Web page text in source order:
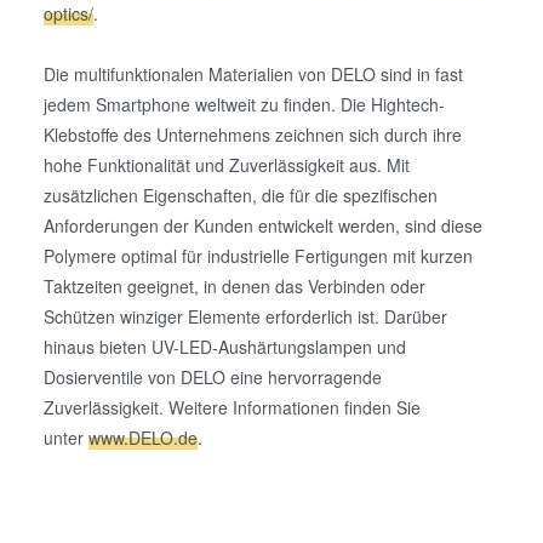
our cookies if you continue to use our website.
optics/.
Die multifunktionalen Materialien von DELO sind in fast
jedem Smartphone weltweit zu finden. Die Hightech-
Klebstoffe des Unternehmens zeichnen sich durch ihre
hohe Funktionalität und Zuverlässigkeit aus. Mit
zusätzlichen Eigenschaften, die für die spezifischen
Anforderungen der Kunden entwickelt werden, sind diese
Polymere optimal für industrielle Fertigungen mit kurzen
Taktzeiten geeignet, in denen das Verbinden oder
Schützen winziger Elemente erforderlich ist. Darüber
hinaus bieten UV-LED-Aushärtungslampen und
Dosierventile von DELO eine hervorragende
Zuverlässigkeit. Weitere Informationen finden Sie
unterwww.DELO.de.